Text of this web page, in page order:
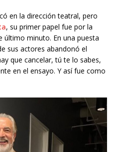
en la dirección teatral, pero
, su primer papel fue por la
último minuto. En una puesta
sus actores abandonó el
que cancelar, tú te lo sabes,
en el ensayo. Y así fue como